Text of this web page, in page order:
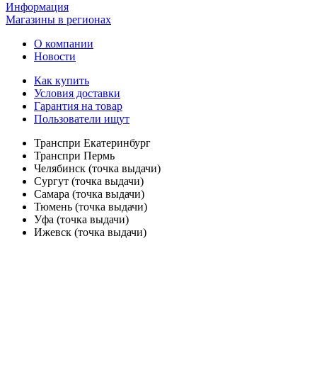
Информация
Магазины в регионах
О компании
Новости
Как купить
Условия доставки
Гарантия на товар
Пользователи ищут
Транспри Екатеринбург
Транспри Пермь
Челябинск (точка выдачи)
Сургут (точка выдачи)
Самара (точка выдачи)
Тюмень (точка выдачи)
Уфа (точка выдачи)
Ижевск (точка выдачи)